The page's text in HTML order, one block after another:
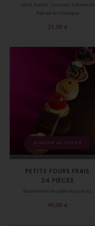
olive, basilic. Livraison à domicile
Retrait en boutique
25,00 €
AJOUTER AU PANIER
PETITS FOURS FRAIS
24 PIÈCES
Assortiment de petits fours frais.
40,00 €